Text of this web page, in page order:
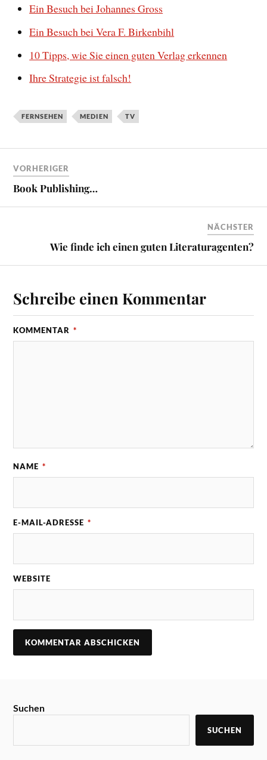
Ein Besuch bei Johannes Gross
Ein Besuch bei Vera F. Birkenbihl
10 Tipps, wie Sie einen guten Verlag erkennen
Ihre Strategie ist falsch!
FERNSEHEN MEDIEN TV
VORHERIGER
Book Publishing…
NÄCHSTER
Wie finde ich einen guten Literaturagenten?
Schreibe einen Kommentar
KOMMENTAR *
NAME *
E-MAIL-ADRESSE *
WEBSITE
Suchen
SUCHEN